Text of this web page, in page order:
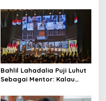
Bahlil Lahadalia Puji Luhut
Sebagai Mentor: Kalau
Ajaran Beliau